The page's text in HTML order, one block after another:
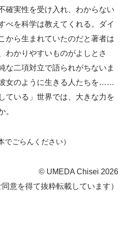
確実性を受け入れ、わからない
べを科学は教えてくれる。ダイ
から生まれていたのだと著者は
わかりやすいものがよしとさ
な二項対立で語られがちないま
女のように生きる人たちを……
ている」世界では、大きな力を
。
でごらんください）
© UMEDA Chisei 2026
同意を得て抜粋転載しています）